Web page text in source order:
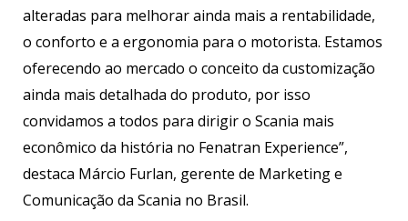
alteradas para melhorar ainda mais a rentabilidade,
o conforto e a ergonomia para o motorista. Estamos
oferecendo ao mercado o conceito da customização
ainda mais detalhada do produto, por isso
convidamos a todos para dirigir o Scania mais
econômico da história no Fenatran Experience”,
destaca Márcio Furlan, gerente de Marketing e
Comunicação da Scania no Brasil.